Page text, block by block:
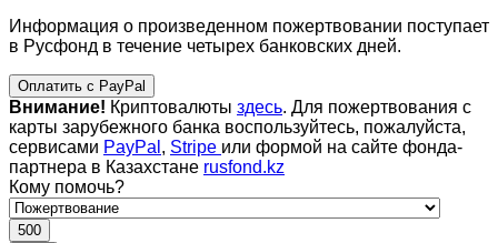
Информация о произведенном пожертвовании поступает
в Русфонд в течение четырех банковских дней.
Оплатить с PayPal
Внимание! Криптовалюты здесь. Для пожертвования с
карты зарубежного банка воспользуйтесь, пожалуйста,
сервисами PayPal , Stripe или формой на сайте фонда-
партнера в Казахстане rusfond.kz
Кому помочь?
500